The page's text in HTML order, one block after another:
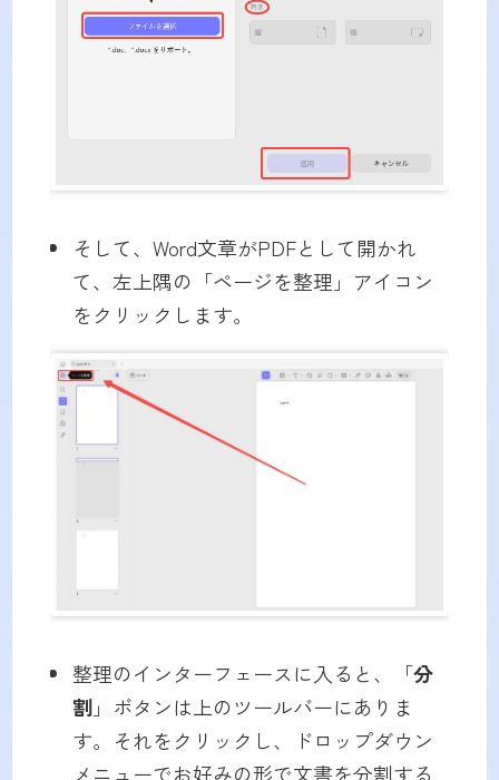
そして、Word文章がPDFとして開かれ
て、左上隅の「ページを整理」アイコン
をクリックします。
整理のインターフェースに入ると、「分
割」ボタンは上のツールバーにありま
す。それをクリックし、ドロップダウン
メニューでお好みの形で文書を分割する